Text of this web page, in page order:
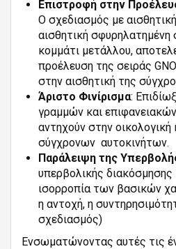
Επιστροφή στην
Ο σχεδιασμός με
αισθητική
κομμάτι μετάλλου,
προέλευση της σειράς
στην αισθητική της
Άριστο Φινίρισμα:
γραμμών και
αντηχούν στην
σύγχρονων αυτοκινήτων.
Παράλειψη της
υπερβολικής διακόσμησης
ισορροπία των βασικών
η αντοχή, η
σχεδιασμός)
Ενσωματώνοντας αυτές τις